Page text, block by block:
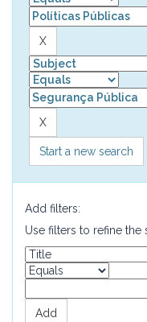
Start a new search
Add filters:
Use filters to refine the